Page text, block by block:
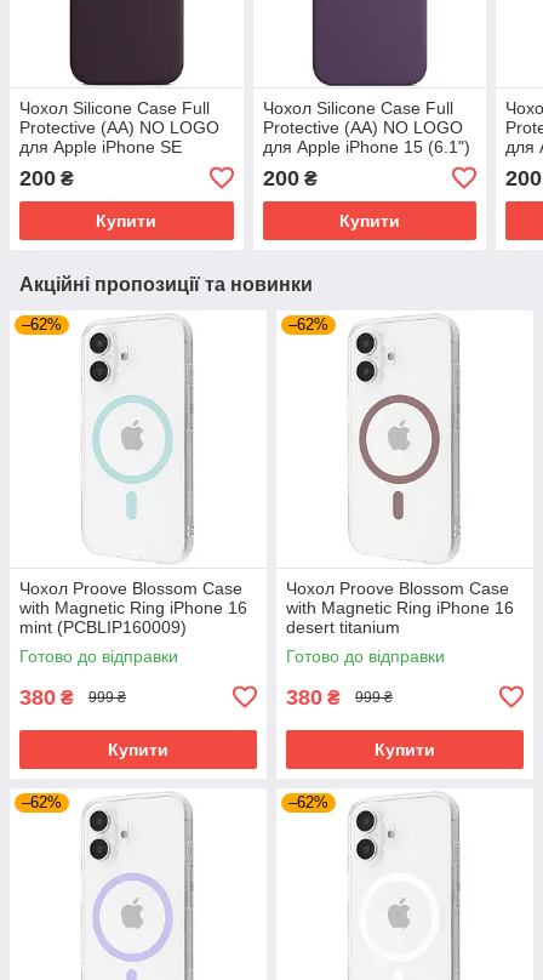
Чохол Silicone Case Full
Protective (AA) NO LOGO
для Apple iPhone SE
Фіолетовий / Amethyst
200 ₴
Купити
Чохол Silicone Case Full
Protective (AA) NO LOGO
для Apple iPhone 15 (6.1")
200₴
Купити
для
200
Акційні пропозиції та новинки
–62%
Чохол Proove Blossom Case
with Magnetic Ring iPhone 16
mint (PCBLIP160009)
Готово до відправки
380 ₴ 999 ₴
Купити
–62%
Чохол Proove Blossom Case
with Magnetic Ring iPhone 16
desert titanium
(PCBLIP160033)
Готово до відправки
380 ₴ 999 ₴
Купити
–62% –62%